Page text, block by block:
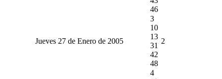
46
Jueves 27 de Enero de 2005
3
10
13
31
42
48
2
4